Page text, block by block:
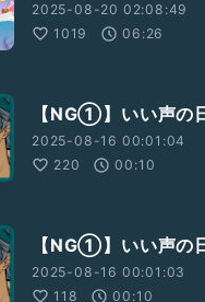
2025-08-20 02:08:49
1019
06:26
【NG①】いい声の
2025-08-16 00:01:04
220
00:10
【NG①】いい声の
2025-08-16 00:01:03
118
00:10